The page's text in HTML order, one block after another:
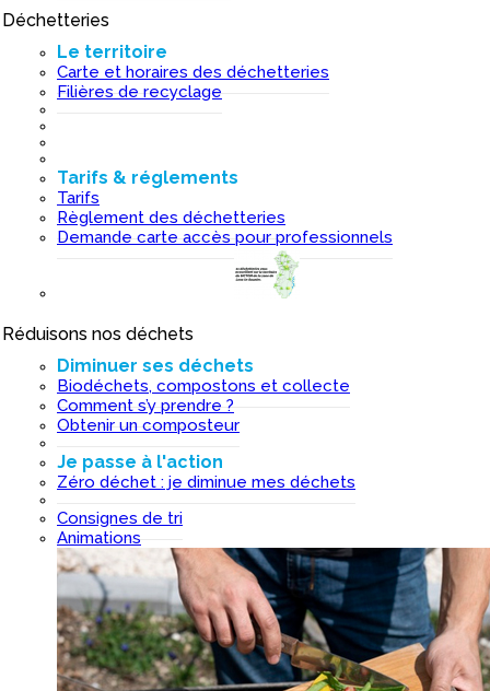
Déchetteries
Le territoire
Carte et horaires des déchetteries
Filières de recyclage
Tarifs & réglements
Tarifs
Règlement des déchetteries
Demande carte accès pour professionnels
Réduisons nos déchets
Diminuer ses déchets
Biodéchets, compostons et collecte
Comment s’y prendre ?
Obtenir un composteur
Je passe à l'action
Zéro déchet : je diminue mes déchets
Consignes de tri
Animations